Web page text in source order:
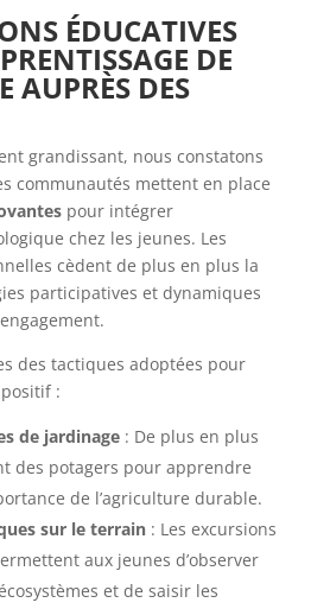
ÉDUCATIVES
DE
AUPRÈS DES
grandissant, nous constatons
communautés mettent en place
pour intégrer
chez les jeunes. Les
cèdent de plus en plus la
participatives et dynamiques
des tactiques adoptées pour
:
de jardinage: De plus en plus
des potagers pour apprendre
de l’agriculture durable.
sur le terrain: Les excursions
aux jeunes d’observer
et de saisir les